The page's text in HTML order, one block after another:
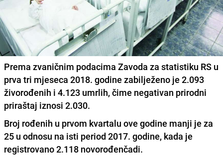
Prema zvaničnim podacima Zavoda za statistiku RS u
prva tri mjeseca 2018. godine zabilježeno je 2.093
živorođenih i 4.123 umrlih, čime negativan prirodni
priraštaj iznosi 2.030.
Broj rođenih u prvom kvartalu ove godine manji je za
25 u odnosu na isti period 2017. godine, kada je
registrovano 2.118 novorođenčadi.